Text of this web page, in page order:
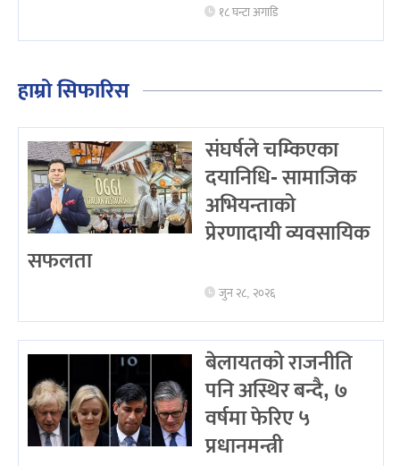
१८ घन्टा अगाडि
हाम्रो सिफारिस
संघर्षले चम्किएका
दयानिधि- सामाजिक
अभियन्ताको
प्रेरणादायी व्यवसायिक
सफलता
जुन २८, २०२६
बेलायतको राजनीति
पनि अस्थिर बन्दै, ७
वर्षमा फेरिए ५
प्रधानमन्त्री